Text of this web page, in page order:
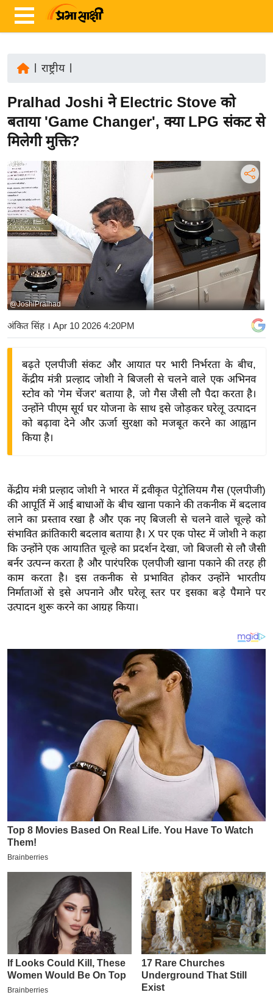
ज़ा
ख
ब
र
रा
ष्ट्री
य
अं
त
ष्ट्री
य
बि
ज़
ने
द्यो
शे
ष
ज्ञ
रा
य
ब
ज
ट
क्रा
इ
म
ई
मि
सा
ल
राष्ट्रीय|
Pralhad Joshi ने Electric Stove को
बताया 'Game Changer', क्या LPG संकट से
मिलेगी मुक्ति?
@JoshiPralhad
अंकित सिंह। Apr 10 2026 4:20PM
बढ़ते एलपीजी संकट और आयात पर भारी निर्भरता के बीच,
केंद्रीय मंत्री प्रल्हाद जोशी ने बिजली से चलने वाले एक अभिनव
स्टोव को 'गेम चेंजर' बताया है, जो गैस जैसी लौ पैदा करता है।
उन्होंने पीएम सूर्य घर योजना के साथ इसे जोड़कर घरेलू उत्पादन
को बढ़ावा देने और ऊर्जा सुरक्षा को मजबूत करने का आह्वान
किया है।
केंद्रीय मंत्री प्रल्हाद जोशी ने भारत में द्रवीकृत पेट्रोलियम गैस (एलपीजी)
की आपूर्ति में आई बाधाओं के बीच खाना पकाने की तकनीक में बदलाव
लाने का प्रस्ताव रखा है और एक नए बिजली से चलने वाले चूल्हे को
संभावित क्रांतिकारी बदलाव बताया है। X पर एक पोस्ट में जोशी ने कहा
कि उन्होंने एक आयातित चूल्हे का प्रदर्शन देखा, जो बिजली से लौ जैसी
बर्नर उत्पन्न करता है और पारंपरिक एलपीजी खाना पकाने की तरह ही
काम करता है। इस तकनीक से प्रभावित होकर उन्होंने भारतीय
निर्माताओं से इसे अपनाने और घरेलू स्तर पर इसका बड़े पैमाने पर
उत्पादन शुरू करने का आग्रह किया।